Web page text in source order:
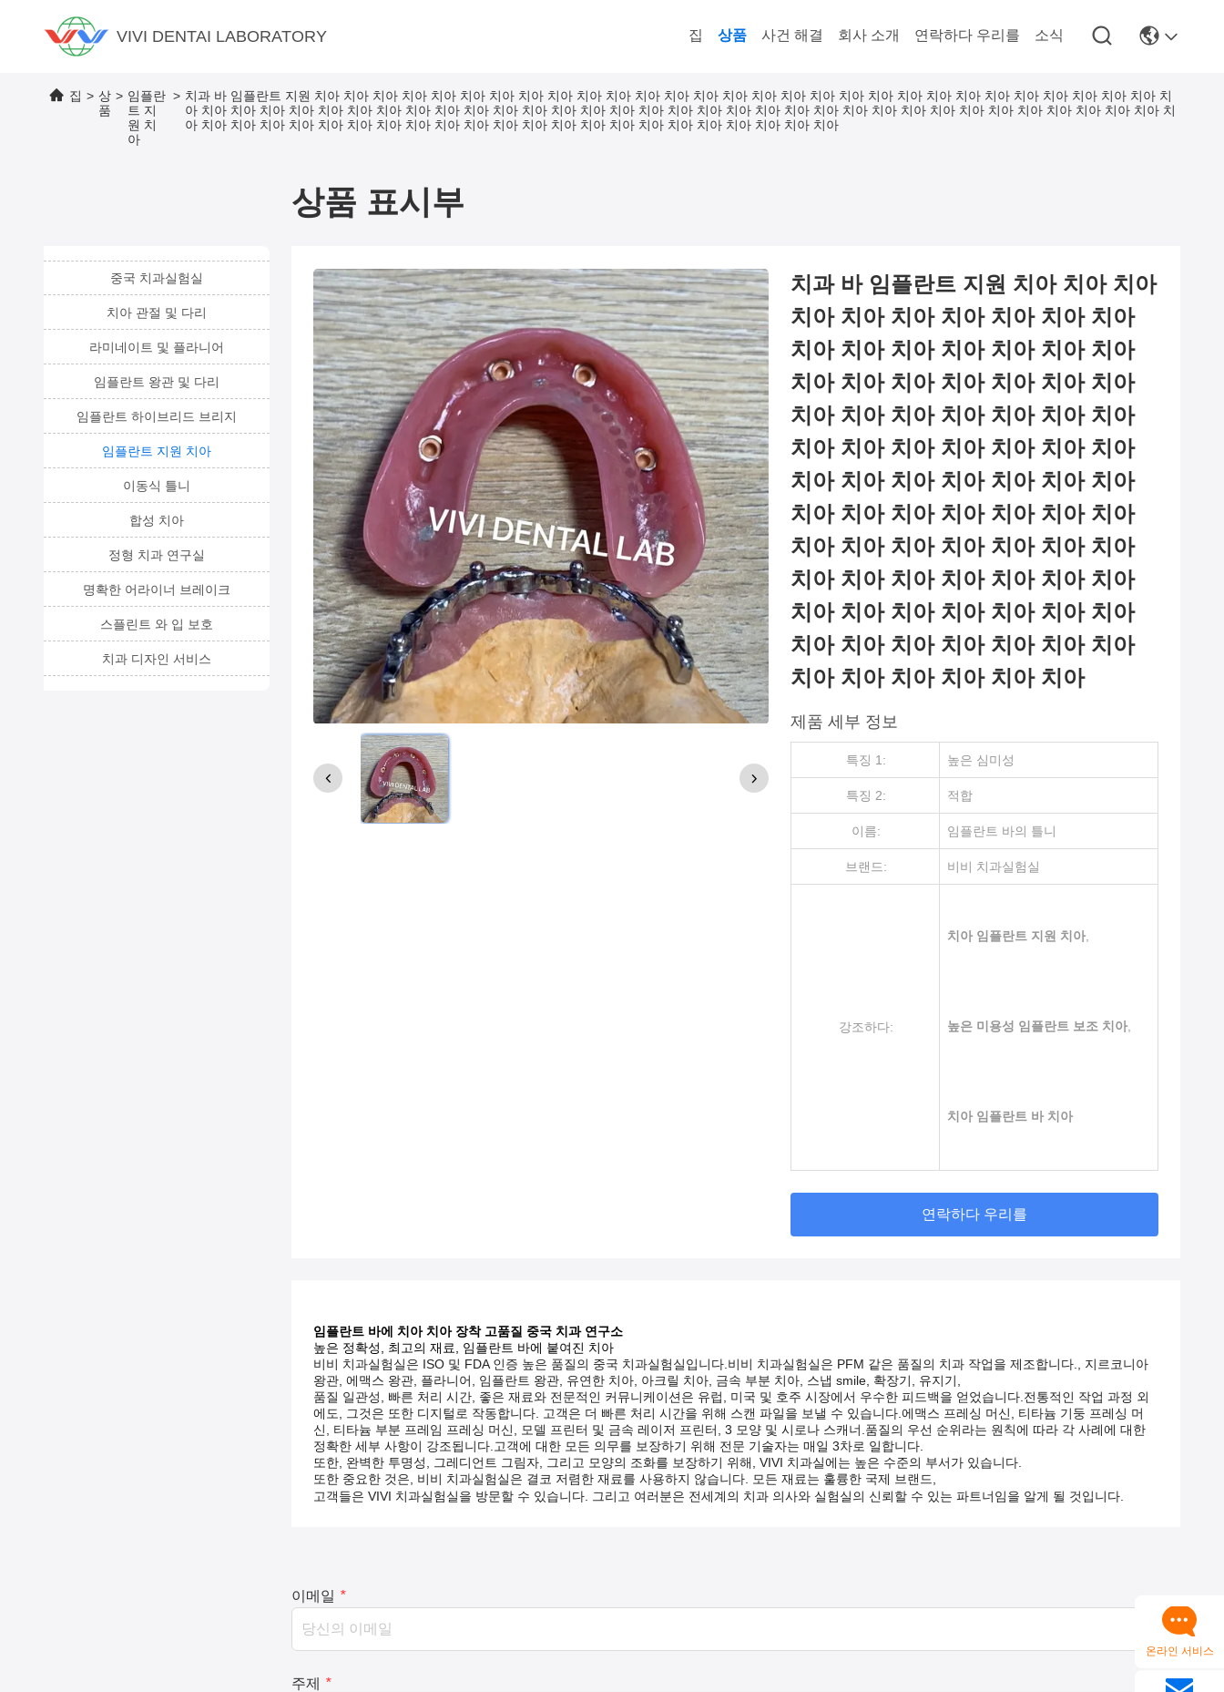
VIVI DENTAI LABORATORY 집 상품 사건 해결 회사 소개 연락하다 우리를 소식
집 > 상
품
> 임플란
트 지
원 치
아
> 치과 바 임플란트 지원 치아 치아 치아 치아 치아 치아 치아 치아 치아 치아 치아 치아 치아 치아 치아 치아 치아 치아 치아 치아 치아 치아 치아 치아 치아 치아 치아 치아 치아 치
아 치아 치아 치아 치아 치아 치아 치아 치아 치아 치아 치아 치아 치아 치아 치아 치아 치아 치아 치아 치아 치아 치아 치아 치아 치아 치아 치아 치아 치아 치아 치아 치아 치아 치
아 치아 치아 치아 치아 치아 치아 치아 치아 치아 치아 치아 치아 치아 치아 치아 치아 치아 치아 치아 치아 치아 치아
상품 표시부
중국 치과실험실
치아 관절 및 다리
라미네이트 및 플라니어
임플란트 왕관 및 다리
임플란트 하이브리드 브리지
임플란트 지원 치아
이동식 틀니
합성 치아
정형 치과 연구실
명확한 어라이너 브레이크
스플린트 와 입 보호
치과 디자인 서비스
치과 바 임플란트 지원 치아 치아 치아
치아 치아 치아 치아 치아 치아 치아
치아 치아 치아 치아 치아 치아 치아
치아 치아 치아 치아 치아 치아 치아
치아 치아 치아 치아 치아 치아 치아
치아 치아 치아 치아 치아 치아 치아
치아 치아 치아 치아 치아 치아 치아
치아 치아 치아 치아 치아 치아 치아
치아 치아 치아 치아 치아 치아 치아
치아 치아 치아 치아 치아 치아 치아
치아 치아 치아 치아 치아 치아 치아
치아 치아 치아 치아 치아 치아 치아
치아 치아 치아 치아 치아 치아
제품 세부 정보
특징 1: 높은 심미성
특징 2: 적합
이름: 임플란트 바의 틀니
브랜드: 비비 치과실험실
강조하다:
치아 임플란트 지원 치아
높은 미용성 임플란트 보조 치아
치아 임플란트 바 치아
연락하다 우리를
임플란트 바에 치아 치아 장착 고품질 중국 치과 연구소
높은 정확성, 최고의 재료, 임플란트 바에 붙여진 치아
비비 치과실험실은 ISO 및 FDA 인증 높은 품질의 중국 치과실험실입니다.비비 치과실험실은 PFM 같은 품질의 치과 작업을 제조합니다., 지르코니아
왕관, 에맥스 왕관, 플라니어, 임플란트 왕관, 유연한 치아, 아크릴 치아, 금속 부분 치아, 스냅 smile, 확장기, 유지기,
품질 일관성, 빠른 처리 시간, 좋은 재료와 전문적인 커뮤니케이션은 유럽, 미국 및 호주 시장에서 우수한 피드백을 얻었습니다.전통적인 작업 과정 외
에도, 그것은 또한 디지털로 작동합니다. 고객은 더 빠른 처리 시간을 위해 스캔 파일을 보낼 수 있습니다.에맥스 프레싱 머신, 티타늄 기둥 프레싱 머
신, 티타늄 부분 프레임 프레싱 머신, 모델 프린터 및 금속 레이저 프린터, 3 모양 및 시로나 스캐너.품질의 우선 순위라는 원칙에 따라 각 사례에 대한
정확한 세부 사항이 강조됩니다.고객에 대한 모든 의무를 보장하기 위해 전문 기술자는 매일 3차로 일합니다.
또한, 완벽한 투명성, 그레디언트 그림자, 그리고 모양의 조화를 보장하기 위해, VIVI 치과실에는 높은 수준의 부서가 있습니다.
또한 중요한 것은, 비비 치과실험실은 결코 저렴한 재료를 사용하지 않습니다. 모든 재료는 훌륭한 국제 브랜드,
고객들은 VIVI 치과실험실을 방문할 수 있습니다. 그리고 여러분은 전세계의 치과 의사와 실험실의 신뢰할 수 있는 파트너임을 알게 될 것입니다.
이메일 *
주제 *
온라인 서비스